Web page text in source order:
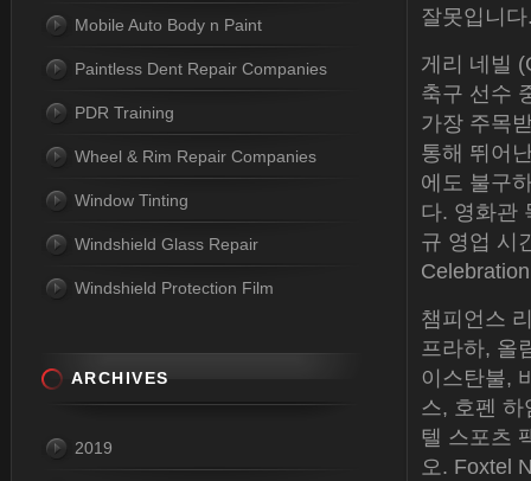
잘못입니
게리 네빌
축구 선수
가장 주목
통해 뛰어
에도 불구
다. 영화관
규 영업 시
챔피언스
프라하, 올
이스탄불,
스, 호펜
텔 스포츠
오. Foxtel
Mobile Auto Body n Paint
Paintless Dent Repair Companies
PDR Training
Wheel & Rim Repair Companies
Window Tinting
Windshield Glass Repair
Windshield Protection Film
ARCHIVES
2019